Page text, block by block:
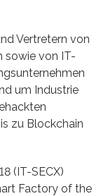
Vertretern von
sowie von IT-
um Industrie
zu Blockchain
(IT-SECX)
Factory of the